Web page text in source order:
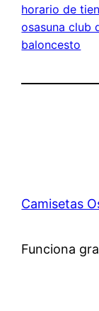
horario de
osasuna club
baloncesto
Camisetas
Funciona